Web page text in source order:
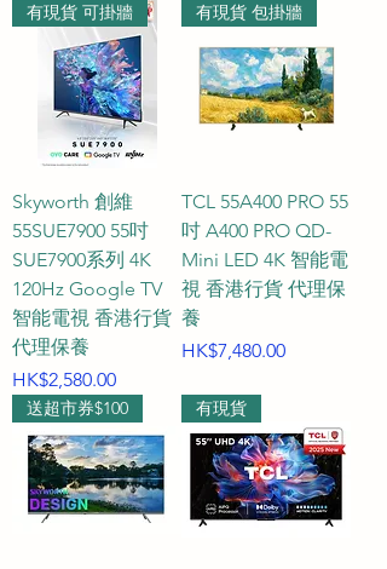
有現貨 可掛牆
Skyworth 創維
55SUE7900 55吋
SUE7900系列 4K
120Hz Google TV
智能電視 香港行貨
代理保養
價格
HK$2,580.00
有現貨 包掛牆
TCL 55A400 PRO 55
吋 A400 PRO QD-
Mini LED 4K 智能電
視 香港行貨 代理保
養
價格
HK$7,480.00
送超市券$100 有現貨